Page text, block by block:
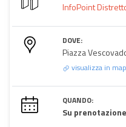
InfoPoint
DOVE:
Piazza
visualizza in
QUANDO:
Su prenotazione